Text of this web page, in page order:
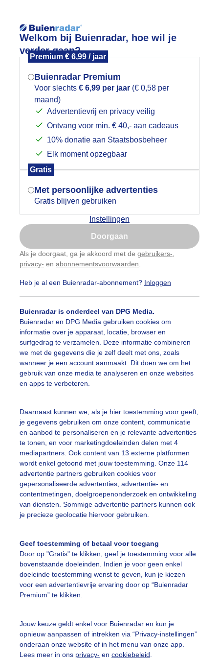
Welkom bij Buienradar, hoe wil je
verder gaan?
Premium € 6,99 / jaar
Buienradar Premium
Voor slechts € 6,99 per jaar (€ 0,58 per
maand)
Advertentievrij en privacy veilig
Ontvang voor min. € 40,- aan cadeaus
10% donatie aan Staatsbosbeheer
Elk moment opzegbaar
Gratis
Met persoonlijke advertenties
Gratis blijven gebruiken
Instellingen
Doorgaan
Als je doorgaat, ga je akkoord met de gebruikers-
privacy- en abonnementsvoorwaarden
Heb je al een Buienradar-abonnement? Inloggen
Buienradar is onderdeel van DPG Media.
Buienradar en DPG Media gebruiken cookies om
informatie over je apparaat, locatie, browser en
surfgedrag te verzamelen. Deze informatie combineren
we met de gegevens die je zelf deelt met ons, zoals
wanneer je een account aanmaakt. Dit doen we om het
gebruik van onze media te analyseren en onze websites
en apps te verbeteren.
Daarnaast kunnen we, als je hier toestemming voor geeft,
je gegevens gebruiken om onze content, communicatie
en aanbod te personaliseren en je relevante advertenties
te tonen, en voor marketingdoeleinden delen met 4
mediapartners. Ook content van 13 externe platformen
wordt enkel getoond met jouw toestemming. Onze 114
advertentie partners gebruiken cookies voor
gepersonaliseerde advertenties, advertentie- en
contentmetingen, doelgroepenonderzoek en ontwikkeling
van diensten. Sommige advertentie partners kunnen ook
je precieze geolocatie hiervoor gebruiken.
Geef toestemming of betaal voor toegang
Door op "Gratis" te klikken, geef je toestemming voor alle
bovenstaande doeleinden. Indien je voor geen enkel
doeleinde toestemming wenst te geven, kun je kiezen
voor een advertentievrije ervaring door op “Buienradar
Premium” te klikken.
Jouw keuze geldt enkel voor Buienradar en kun je
opnieuw aanpassen of intrekken via “Privacy-instellingen”
onderaan onze website of in het menu van onze app.
Lees meer in ons privacy- en cookiebeleid
Foto en video Weerzine
ria brasser Gemaakt: 20-08-2023, 156x bekeken
Fraaiezonnigezomerdag Veersemeer
slideshow
Een moment
vragen
De Bilt
Mogen we je locatie gebruiken voor
het weer?
Indien je hier nog geen akkoord op hebt
gegeven, verschijnt er zo een pop-up uit
je browser waarin deze toestemming
gevraagd wordt.
Is goed, toon de popup
Nu niet, misschien later
Gebruik je Safari en wil je niet elke dag deze pop-up
Klikhierom dit aan te passen